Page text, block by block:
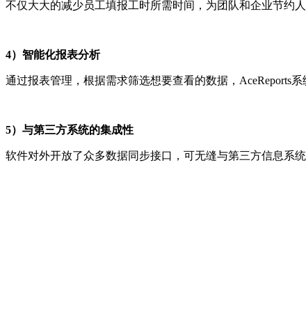
不仅大大的减少员工填报工时所需时间，为团队和企业节约
4）智能化报表分析
通过报表管理，根据需求筛选想要查看的数据，AceReports
5） 与第三方系统的集成性
软件对外开放了众多数据同步接口，可无缝与第三方信息系